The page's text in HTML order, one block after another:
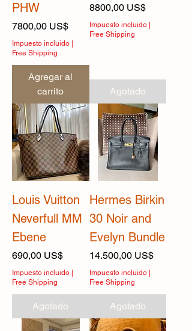
PHW
Precio
7800,00 US$
Impuesto incluido
Free Shipping
Agregar al
carrito
Precio
8800,00 US$
Impuesto incluido|
Free Shipping
Agotado
Louis Vuitton
Neverfull MM
Ebene
Precio
690,00 US$
Impuesto incluido |
Free Shipping
Agotado
Hermes Birkin
30 Noir and
Evelyn Bundle
Precio
14.500,00 US$
Impuesto incluido|
Free Shipping
Agotado